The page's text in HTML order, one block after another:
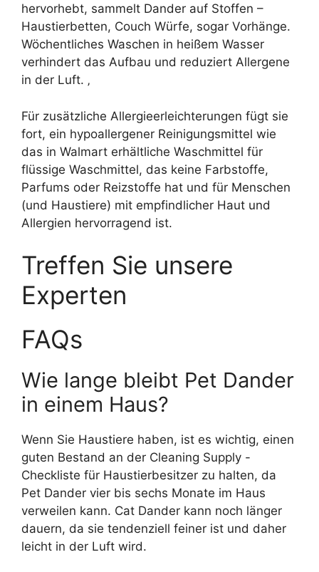
hervorhebt, sammelt Dander auf Stoffen –
Haustierbetten, Couch Würfe, sogar Vorhänge.
Wöchentliches Waschen in heißem Wasser
verhindert das Aufbau und reduziert Allergene
in der Luft. ‚
Für zusätzliche Allergieerleichterungen fügt sie
fort, ein hypoallergener Reinigungsmittel wie
das in Walmart erhältliche Waschmittel für
flüssige Waschmittel, das keine Farbstoffe,
Parfums oder Reizstoffe hat und für Menschen
(und Haustiere) mit empfindlicher Haut und
Allergien hervorragend ist.
Treffen Sie unsere
Experten
FAQs
Wie lange bleibt Pet Dander
in einem Haus?
Wenn Sie Haustiere haben, ist es wichtig, einen
guten Bestand an der Cleaning Supply -
Checkliste für Haustierbesitzer zu halten, da
Pet Dander vier bis sechs Monate im Haus
verweilen kann. Cat Dander kann noch länger
dauern, da sie tendenziell feiner ist und daher
leicht in der Luft wird.